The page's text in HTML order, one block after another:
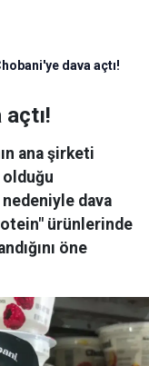
dava açtı!
ana şirketi
olduğu
dava
ürünlerinde
öne